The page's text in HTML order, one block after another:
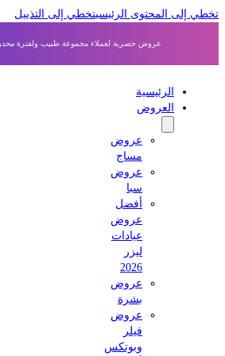
إلى المحتوى الرئيسي تخطي إلى التذييل
عروض حصرية لعملاء مجموعة طبيب ولفترة محدودة
الرئيسية
العروض
عروض
مساج
عروض
أفضل
عروض
عيادات
عروض
بشرة
عروض
وبوتكس